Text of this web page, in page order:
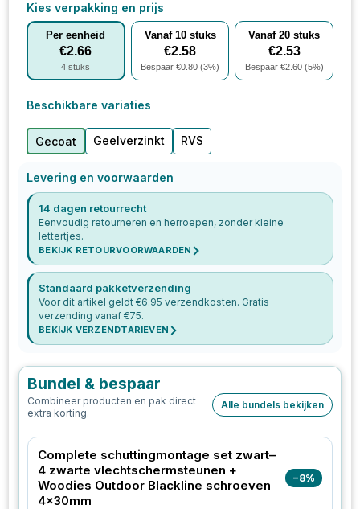
Kies verpakking en prijs
Per eenheid
€2.66
4 stuks
Vanaf 10stuks
€2.58
Bespaar €0.80 (3%)
Vanaf20 stuks
€2.53
Bespaar €2.60(5%)
Beschikbare variaties
Gecoat Geelverzinkt RVS
Levering en voorwaarden
14 dagen retourrecht
Eenvoudig retourneren en herroepen, zonder kleine
lettertjes.
BEKIJK RETOURVOORWAARDEN
Standaard pakketverzending
Voor dit artikel geldt €6.95 verzendkosten. Gratis
verzending vanaf €75.
BEKIJK VERZENDTARIEVEN
Bundel & bespaar
Combineer producten en pak direct
extra korting.
Alle bundels bekijken
Complete schuttingmontage set zwart–
4 zwarte vlechtschermsteunen +
Woodies Outdoor Blackline schroeven
4x30mm
−8%